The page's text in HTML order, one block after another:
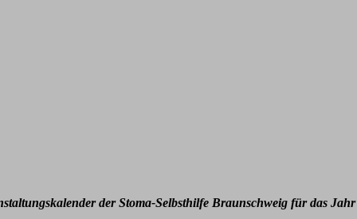
der Stoma-Selbsthilfe Braunschweig für das